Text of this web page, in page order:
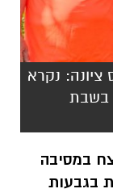
ציונה: נקרא
בשבת
במסיבה
בגבעות